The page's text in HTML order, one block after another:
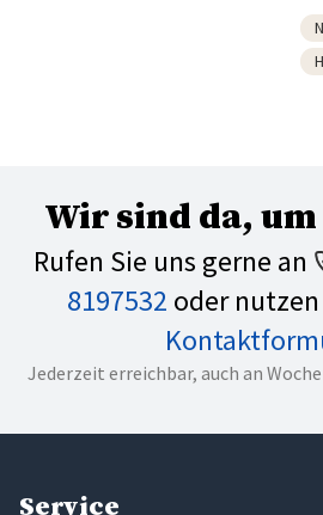
Wir sind da,
Rufen Sie uns gerne an
8197532 oder
Jederzeit erreichbar, auch an
Service